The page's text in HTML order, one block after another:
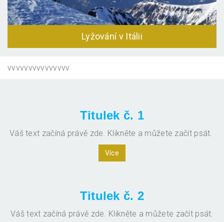
Lyžování v Itálii
vvvvvvvvvvvvvvv
Titulek č. 1
Váš text začíná právě zde. Klikněte a můžete začít psát.
Více
Titulek č. 2
Váš text začíná právě zde. Klikněte a můžete začít psát.